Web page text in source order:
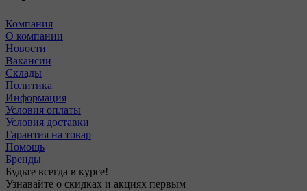
Компания
О компании
Новости
Вакансии
Склады
Политика
Информация
Условия оплаты
Условия доставки
Гарантия на товар
Помощь
Бренды
Будьте всегда в курсе!
Узнавайте о скидках и акциях первым